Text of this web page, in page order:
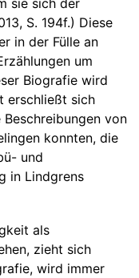
S. 194f.) Diese
in der Fülle an
um
Biografie wird
erschließt sich
von
konnten, die
und
in Lindgrens
als
zieht sich
wird immer